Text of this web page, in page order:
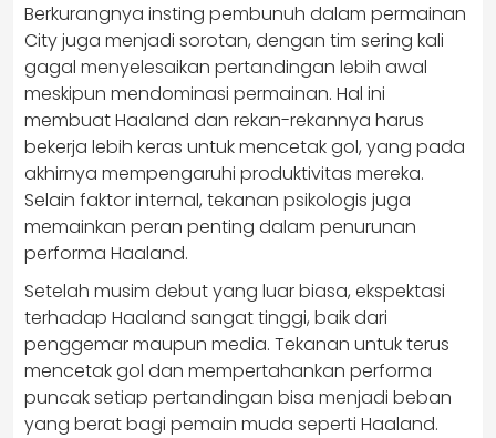
Berkurangnya insting pembunuh dalam permainan
City juga menjadi sorotan, dengan tim sering kali
gagal menyelesaikan pertandingan lebih awal
meskipun mendominasi permainan. Hal ini
membuat Haaland dan rekan-rekannya harus
bekerja lebih keras untuk mencetak gol, yang pada
akhirnya mempengaruhi produktivitas mereka.
Selain faktor internal, tekanan psikologis juga
memainkan peran penting dalam penurunan
performa Haaland.
Setelah musim debut yang luar biasa, ekspektasi
terhadap Haaland sangat tinggi, baik dari
penggemar maupun media. Tekanan untuk terus
mencetak gol dan mempertahankan performa
puncak setiap pertandingan bisa menjadi beban
yang berat bagi pemain muda seperti Haaland.